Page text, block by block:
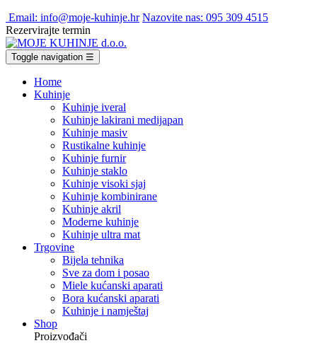
Email: info@moje-kuhinje.hr Nazovite nas: 095 309 4515
Rezervirajte termin
Toggle navigation ☰
Home
Kuhinje
Kuhinje iveral
Kuhinje lakirani medijapan
Kuhinje masiv
Rustikalne kuhinje
Kuhinje furnir
Kuhinje staklo
Kuhinje visoki sjaj
Kuhinje kombinirane
Kuhinje akril
Moderne kuhinje
Kuhinje ultra mat
Trgovine
Bijela tehnika
Sve za dom i posao
Miele kućanski aparati
Bora kućanski aparati
Kuhinje i namještaj
Shop
Proizvođači